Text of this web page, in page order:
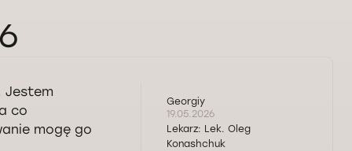
Jestem
co
mogę go
Georgiy
19.05.2026
Lekarz: Lek. Oleg
Konashchuk